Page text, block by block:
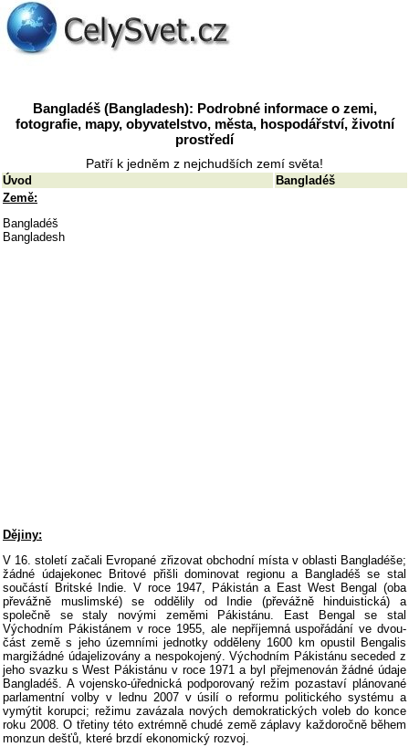
Bangladéš (Bangladesh): Podrobné informace o zemi,
fotografie, mapy, obyvatelstvo, města, hospodářství, životní
prostředí
Patří k jedněm z nejchudších zemí světa!
Úvod
Bangladéš
Země:
Bangladéš
Bangladesh
Dějiny:
V 16. století začali Evropané zřizovat obchodní místa v oblasti Bangladéše;
žádné údajekonec Britové přišli dominovat regionu a Bangladéš se stal
součástí Britské Indie. V roce 1947, Pákistán a East West Bengal (oba
převážně muslimské) se oddělily od Indie (převážně hinduistická) a
společně se staly novými zeměmi Pákistánu. East Bengal se stal
Východním Pákistánem v roce 1955, ale nepříjemná uspořádání ve dvou-
část země s jeho územními jednotky odděleny 1600 km opustil Bengalis
margižádné údajelizovány a nespokojený. Východním Pákistánu seceded z
jeho svazku s West Pákistánu v roce 1971 a byl přejmenován žádné údaje
Bangladéš. A vojensko-úřednická podporovaný režim pozastaví plánované
parlamentní volby v lednu 2007 v úsilí o reformu politického systému a
vymýtit korupci; režimu zavázala nových demokratických voleb do konce
roku 2008. O třetiny této extrémně chudé země záplavy každoročně během
monzun dešťů, které brzdí ekonomický rozvoj.